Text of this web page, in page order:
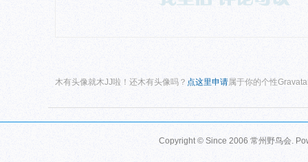
木有头像就木JJ啦！还木有头像吗？ 点这里申请 属于你的个性
Copyright © Since 2006 常州野鸟会.